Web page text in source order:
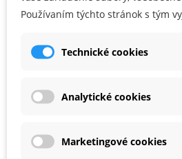
1 x Leica Rod Eye 160 prijímač
Odolnosť
Používaním týchto stránok s tým
Technické cookies
Analytické cookies
Marketingové cookies